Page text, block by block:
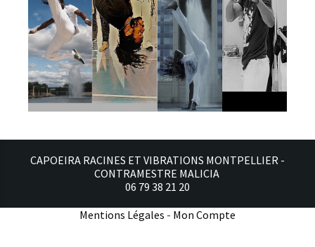
CAPOEIRA RACINES ET VIBRATIONS MONTPELLIER -
CONTRAMESTRE MALICIA
06 79 38 21 20
Mentions Légales
Mon Compte